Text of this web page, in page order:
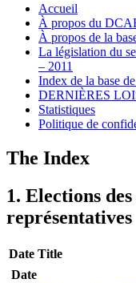
Accueil
À propos du
À propos de la
La législation du
– 2011
Index de la base
DERNIÈRES
Statistiques
Politique de
The Index
1. Elections des
représentatives
Date Title
Date